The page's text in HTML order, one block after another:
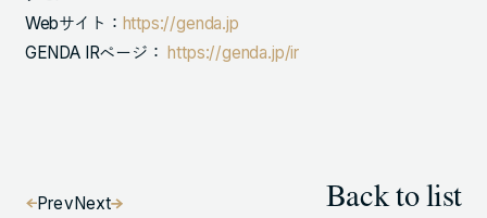
Webサイト： https://genda.jp
GENDA IRページ：https://genda.jp/ir
Prev Next Back to list